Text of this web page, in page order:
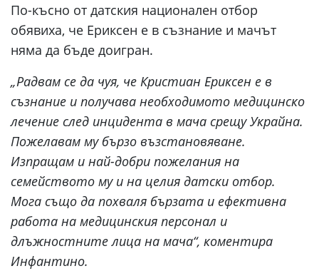
По-късно от датския национален отбор
обявиха, че Ериксен е в съзнание и мачът
няма да бъде доигран.
„Радвам се да чуя, че Кристиан Ериксен е в
съзнание и получава необходимото медицинско
лечение след инцидента в мача срещу Украйна.
Пожелавам му бързо възстановяване.
Изпращам и най-добри пожелания на
семейството му и на целия датски отбор.
Мога също да похваля бързата и ефективна
работа на медицинския персонал и
длъжностните лица на мача“, коментира
Инфантино.